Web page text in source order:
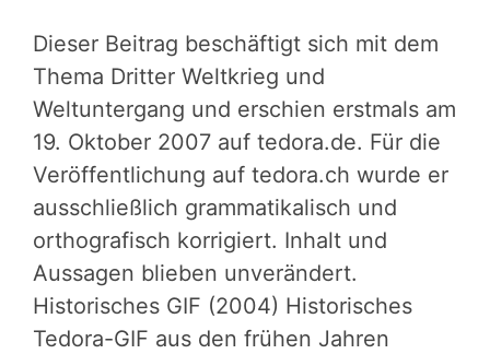
Dieser Beitrag beschäftigt sich mit dem
Thema Dritter Weltkrieg und
Weltuntergang und erschien erstmals am
19. Oktober 2007 auf tedora.de. Für die
Veröffentlichung auf tedora.ch wurde er
ausschließlich grammatikalisch und
orthografisch korrigiert. Inhalt und
Aussagen blieben unverändert.
Historisches GIF (2004) Historisches
Tedora-GIF aus den frühen Jahren